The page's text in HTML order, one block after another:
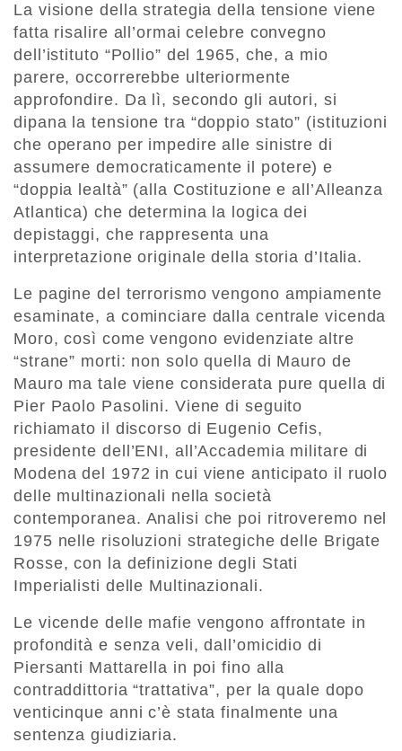
La visione della strategia della tensione viene
fatta risalire all’ormai celebre convegno
dell’istituto “Pollio” del 1965, che, a mio
parere, occorrerebbe ulteriormente
approfondire. Da lì, secondo gli autori, si
dipana la tensione tra “doppio stato” (istituzioni
che operano per impedire alle sinistre di
assumere democraticamente il potere) e
“doppia lealtà” (alla Costituzione e all’Alleanza
Atlantica) che determina la logica dei
depistaggi, che rappresenta una
interpretazione originale della storia d’Italia.
Le pagine del terrorismo vengono ampiamente
esaminate, a cominciare dalla centrale vicenda
Moro, così come vengono evidenziate altre
“strane” morti: non solo quella di Mauro de
Mauro ma tale viene considerata pure quella di
Pier Paolo Pasolini. Viene di seguito
richiamato il discorso di Eugenio Cefis,
presidente dell’ENI, all’Accademia militare di
Modena del 1972 in cui viene anticipato il ruolo
delle multinazionali nella società
contemporanea. Analisi che poi ritroveremo nel
1975 nelle risoluzioni strategiche delle Brigate
Rosse, con la definizione degli Stati
Imperialisti delle Multinazionali.
Le vicende delle mafie vengono affrontate in
profondità e senza veli, dall’omicidio di
Piersanti Mattarella in poi fino alla
contraddittoria “trattativa”, per la quale dopo
venticinque anni c’è stata finalmente una
sentenza giudiziaria.